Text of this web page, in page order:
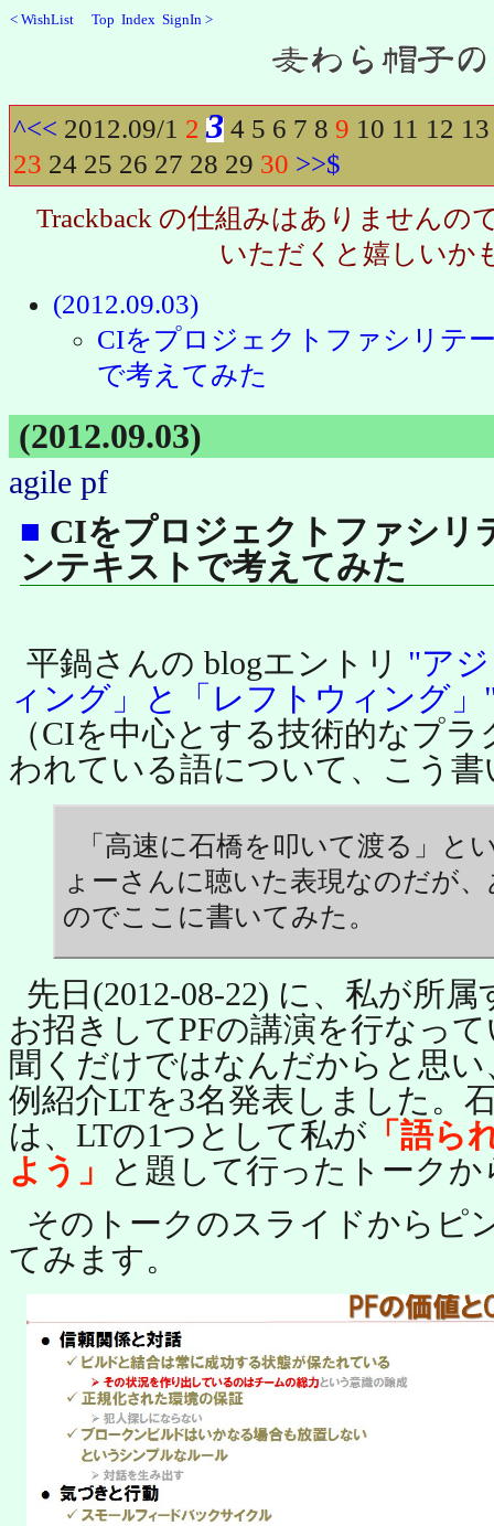
< WishList Top Index SignIn >
^<< 2012.09/1 2 3 4 5 6 7 8 9 10 11 12 13
23 24 25 26 27 28 29 30 >>$
Trackback の仕組みはありませんの
いただくと嬉しいか
(2012.09.03)
CIをプロジェクトファシリテ
で考えてみた
(2012.09.03)
agile pf
■ CIをプロジェクトファシリ
ンテキストで考えてみた
平鍋さんの blogエントリ "ア
ィング」と「レフトウィング」
（CIを中心とする技術的なプ
われている語について、こう
「高速に石橋を叩いて渡る」と
ょーさんに聴いた表現なのだが
のでここに書いてみた。
先日(2012-08-22) に、私が所
お招きしてPFの講演を行なっ
聞くだけではなんだからと思
例紹介LTを3名発表しました。
は、LTの1つとして私が 「語ら
よう」
と題して行ったトーク
そのトークのスライドからピ
てみます。